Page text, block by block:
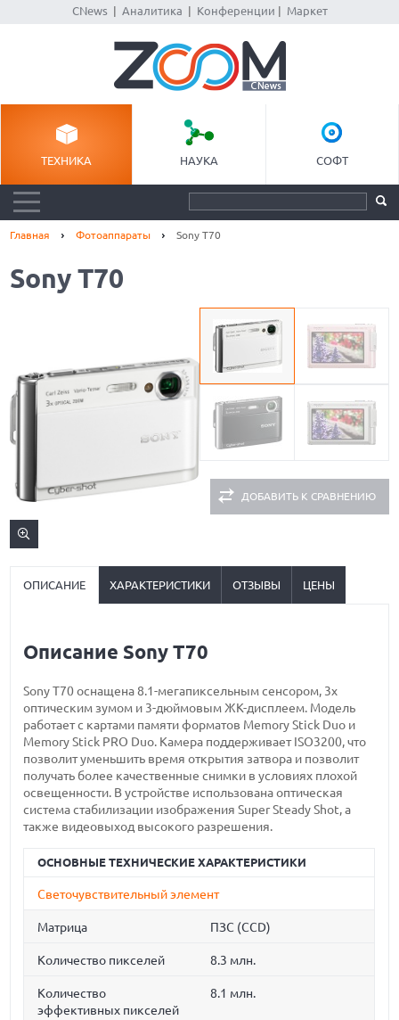
CNews| Аналитика Конференции Маркет
ТЕХНИКА НАУКА СОФТ
Главная Фотоаппараты Sony T70
Sony T70
ДОБАВИТЬ К СРАВНЕНИЮ
ОПИСАНИЕ ХАРАКТЕРИСТИКИ ОТЗЫВЫ ЦЕНЫ
Описание Sony T70
Sony T70 оснащена 8.1-мегапиксельным сенсором, 3х
оптическим зумом и 3-дюймовым ЖК-дисплеем. Модель
работает с картами памяти форматов Memory Stick Duo и
Memory Stick PRO Duo. Камера поддерживает ISO3200, что
позволит уменьшить время открытия затвора и позволит
получать более качественные снимки в условиях плохой
освещенности. В устройстве использована оптическая
система стабилизации изображения Super Steady Shot, а
также видеовыход высокого разрешения.
ОСНОВНЫЕ ТЕХНИЧЕСКИЕ ХАРАКТЕРИСТИКИ
Светочувствительный элемент
Матрица ПЗС (CCD)
Количество пикселей 8.3 млн.
Количество
эффективных пикселей
8.1 млн.